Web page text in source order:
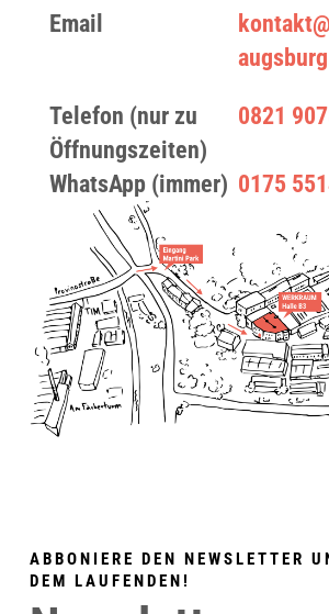
Email
Telefon (nur zu
Öffnungszeiten)
0821
WhatsApp (immer) 0175
ABBONIERE DEN NEWSLETTER
DEM LAUFENDEN!